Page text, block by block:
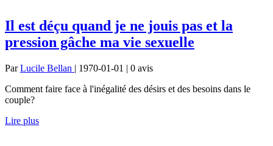
Il est déçu quand je ne jouis pas et la
pression gâche ma vie sexuelle
ParLucile Bellan | 1970-01-01 | 0 avis
Comment faire face à l'inégalité des désirs et des besoins dans le
couple?
Lire plus